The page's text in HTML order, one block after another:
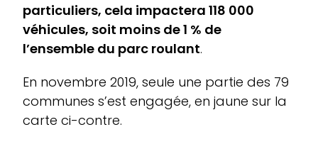
particuliers, cela impactera 118 000
véhicules, soit moins de 1 % de
l’ensemble du parc roulant.
En novembre 2019, seule une partie des 79
communes s’est engagée, en jaune sur la
carte ci-contre.